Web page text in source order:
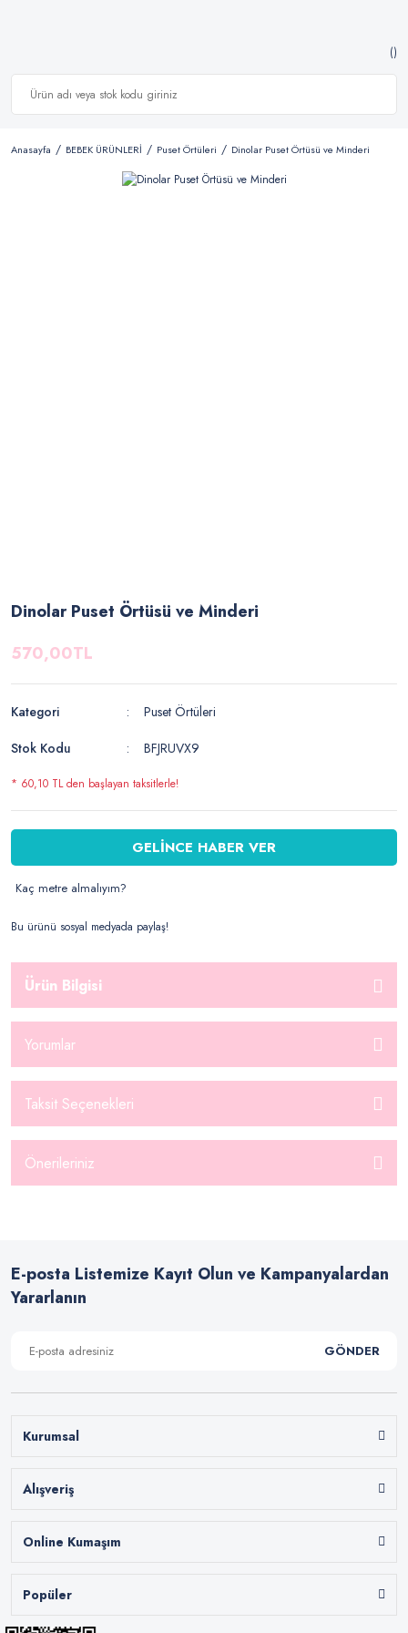
Anasayfa BEBEK ÜRÜNLERİ Puset Örtüleri Dinolar Puset Örtüsü ve Minderi
Dinolar Puset Örtüsü ve Minderi
570,00TL
Kategori
Puset Örtüleri
Stok Kodu
BFJRUVX9
* 60,10 TL den başlayan taksitlerle!
GELİNCE HABER VER
Kaç metre almalıyım?
Bu ürünü sosyal medyada paylaş!
Ürün Bilgisi
Yorumlar
Taksit Seçenekleri
Önerileriniz
E-posta Listemize Kayıt Olun ve Kampanyalardan
Yararlanın
GÖNDER
Kurumsal
Alışveriş
Online Kumaşım
Popüler